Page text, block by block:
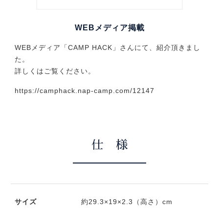
WEBメディア掲載
WEBメディア「CAMP HACK」さんにて、紹介頂きまし
た。
詳しくはご覧ください。
https://camphack.nap-camp.com/12147
仕 様
サイズ 約29.3×19×2.3（高さ）cm